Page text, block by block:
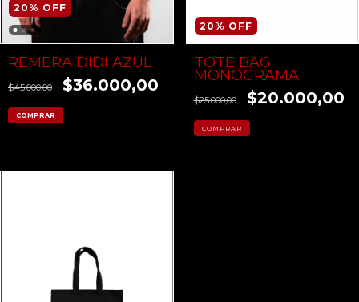
20 % OFF
REMERA DIDI AZUL
$45.000,00 $36.000,00
COMPRAR
20 % OFF
TOTE BAG
MONOGRAMA
$25.000,00 $20.000,00